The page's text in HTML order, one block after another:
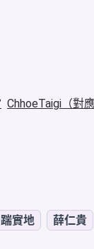
ChhoeTaigi（對
實地 薛仁貴